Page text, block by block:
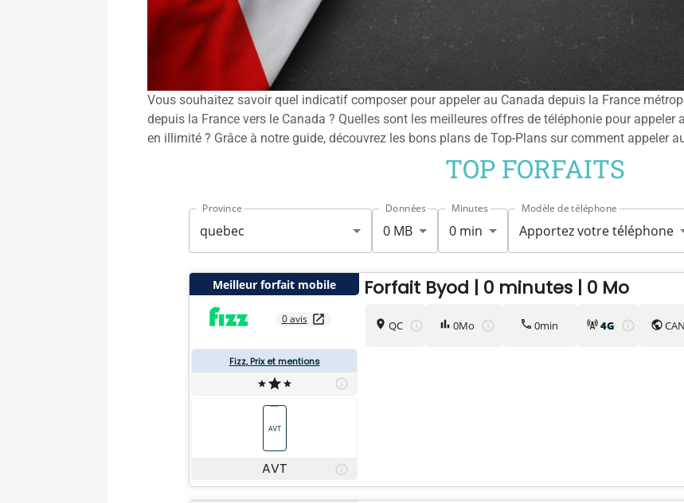
Vous souhaitez savoir quel indicatif composer pour appeler au Canada depuis la France
depuis la France vers le Canada ? Quelles sont les meilleures offres de téléphonie pour
en illimité ? Grâce à notre guide, découvrez les bons plans de Top-Plans sur comment appeler
TOP FORFAITS